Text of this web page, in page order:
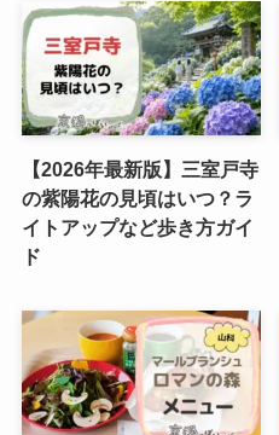
【2026年最新版】三室戸寺
の紫陽花の見頃はいつ？ラ
イトアップなど歩き方ガイ
ド